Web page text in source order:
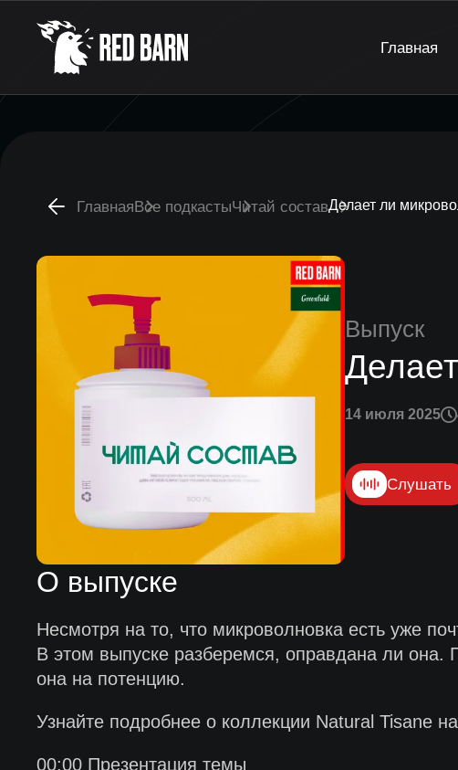
Главная
ГлавнаяВсе подкастыЧитай составДелает ли
Выпуск
14 июля 2025
Слушать
О выпуске
Несмотря на то, что микроволновка есть уже
В этом выпуске разберемся, оправдана ли она.
она на потенцию.
Узнайте подробнее о коллекции Natural Tisane
00:00 Презентация темы